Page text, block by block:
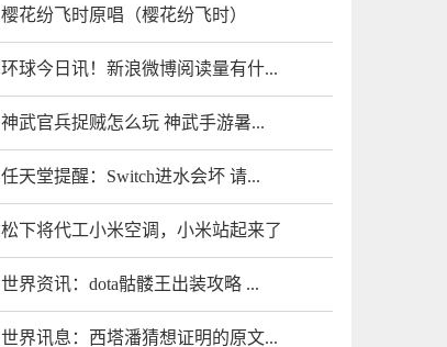
樱花纷飞时原唱（樱花纷飞时）
环球今日讯！新浪微博阅读量有什...
神武官兵捉贼怎么玩 神武手游暑...
任天堂提醒：Switch进水会坏 请...
松下将代工小米空调，小米站起来了
世界资讯：dota骷髅王出装攻略 ...
世界讯息：西塔潘猜想证明的原文...